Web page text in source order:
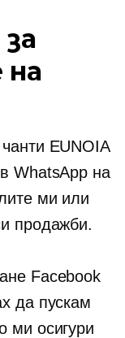
на
EUNOIA
WhatsApp на
ми или
продажби.
Facebook
да пускам
ми осигури